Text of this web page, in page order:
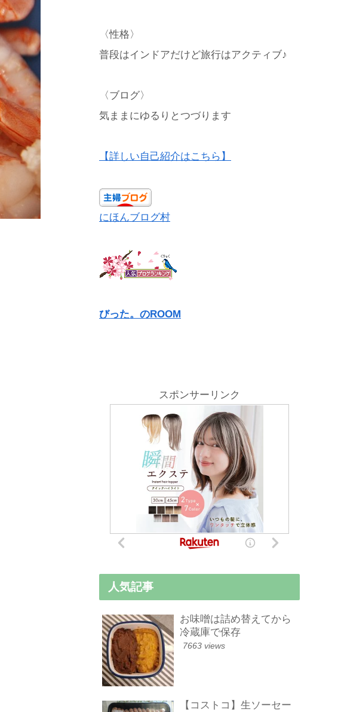
〈性格〉
普段はインドアだけど旅行はアクティブ♪
〈ブログ〉
気ままにゆるりとつづります
【詳しい自己紹介はこちら】
にほんブログ村
びった。のROOM
スポンサーリンク
人気記事
お味噌は詰め替えてから
冷蔵庫で保存
7663 views
【コストコ】生ソーセー